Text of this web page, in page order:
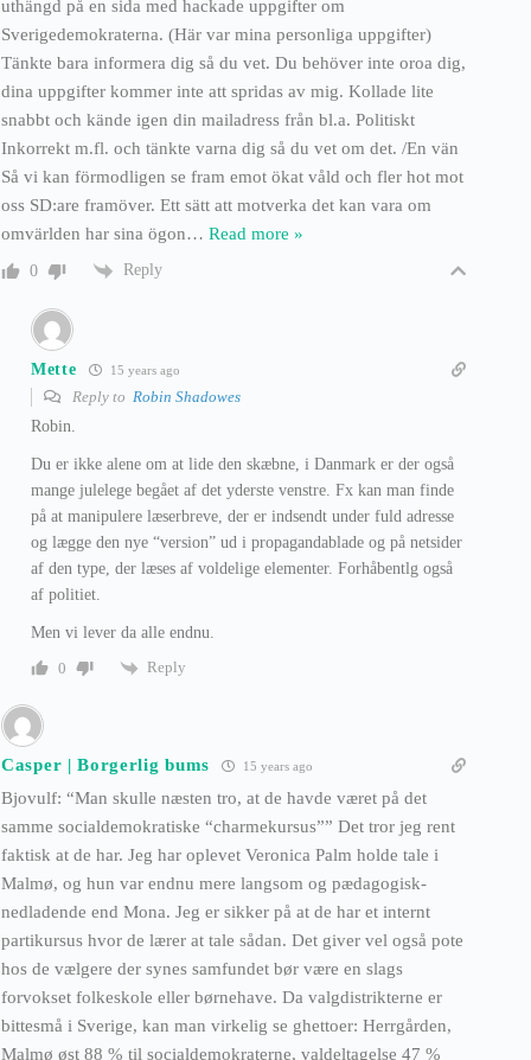
uthängd på en sida med hackade uppgifter om
Sverigedemokraterna. (Här var mina personliga uppgifter)
Tänkte bara informera dig så du vet. Du behöver inte oroa dig,
dina uppgifter kommer inte att spridas av mig. Kollade lite
snabbt och kände igen din mailadress från bl.a. Politiskt
Inkorrekt m.fl. och tänkte varna dig så du vet om det. /En vän
Så vi kan förmodligen se fram emot ökat våld och fler hot mot
oss SD:are framöver. Ett sätt att motverka det kan vara om
omvärlden har sina ögon… Read more »
0 Reply
Mette 15 years ago
Reply to Robin Shadowes
Robin.
Du er ikke alene om at lide den skæbne, i Danmark er der også
mange julelege begået af det yderste venstre. Fx kan man finde
på at manipulere læserbreve, der er indsendt under fuld adresse
og lægge den nye “version” ud i propagandablade og på netsider
af den type, der læses af voldelige elementer. Forhåbentlg også
af politiet.
Men vi lever da alle endnu.
0
Reply
Casper | Borgerlig bums 15 years ago
Bjovulf: “Man skulle næsten tro, at de havde været på det
samme socialdemokratiske “charmekursus”” Det tror jeg rent
faktisk at de har. Jeg har oplevet Veronica Palm holde tale i
Malmø, og hun var endnu mere langsom og pædagogisk-
nedladende end Mona. Jeg er sikker på at de har et internt
partikursus hvor de lærer at tale sådan. Det giver vel også pote
hos de vælgere der synes samfundet bør være en slags
forvokset folkeskole eller børnehave. Da valgdistrikterne er
bittesmå i Sverige, kan man virkelig se ghettoer: Herrgården,
Malmø øst 88 % til socialdemokraterne, valdeltagelse 47 %